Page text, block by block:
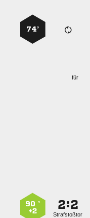
74’
für
:
Strafstoßtor
90 ’
+2